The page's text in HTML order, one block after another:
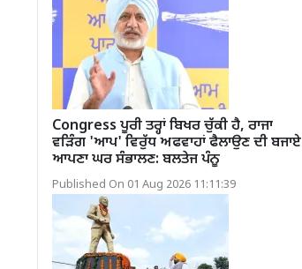
Congress ਪੂਰੀ ਤਰ੍ਹਾਂ ਬਿਖਰ ਚੁੱਕੀ ਹੈ, ਰਾਜਾ
ਵੜਿੰਗ 'ਆਪ' ਵਿਰੁੱਧ ਅਫਵਾਹਾਂ ਫੈਲਾਉਣ ਦੀ ਬਜਾਏ
ਆਪਣਾ ਘਰ ਸੰਭਾਲਣ: ਬਲਤੇਜ ਪੰਨੂ
Published On 01 Aug 2026 11:11:39